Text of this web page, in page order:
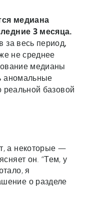
медиана
3 месяца.
за весь период,
не среднее
медианы
аномальные
реальной базовой
а некоторые —
он. “Тем, у
я
о разделе